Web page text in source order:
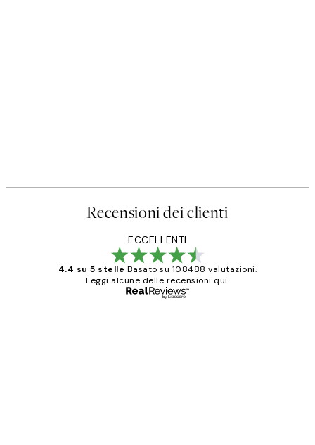
Recensioni dei clienti
ECCELLENTI
4.4 su 5 stelle Basato su 108488 valutazioni.
Leggi alcune delle recensioni qui.